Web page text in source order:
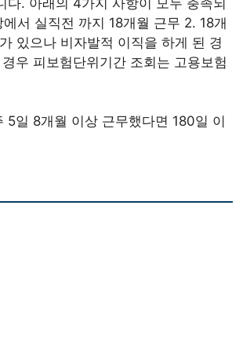
서 실직전 까지 18개월 근무 2. 18개
있으나 비자발적 이직을 하게 된 경
우 피보험단위기간 조회는 고용보험
일 8개월 이상 근무했다면 180일 이